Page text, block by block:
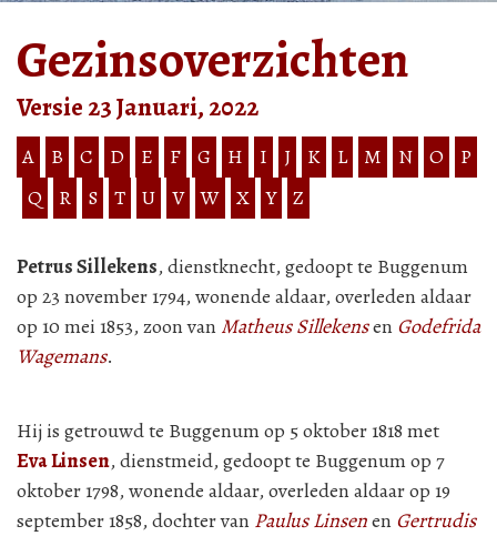
Gezinsoverzichten
Versie 23 Januari, 2022
A B C D E F G H I J K L M N O
P
Q
R S T U V W X Y Z
Petrus Sillekens, dienstknecht, gedoopt te Buggenum
op 23 november 1794, wonende aldaar, overleden aldaar
op 10 mei 1853, zoon van Matheus Sillekensen Godefrida
Wagemans.
Hij is getrouwd te Buggenum op 5 oktober 1818 met
Eva Linsen, dienstmeid, gedoopt te Buggenum op 7
oktober 1798, wonende aldaar, overleden aldaar op 19
september 1858, dochter van Paulus Linsenen Gertrudis